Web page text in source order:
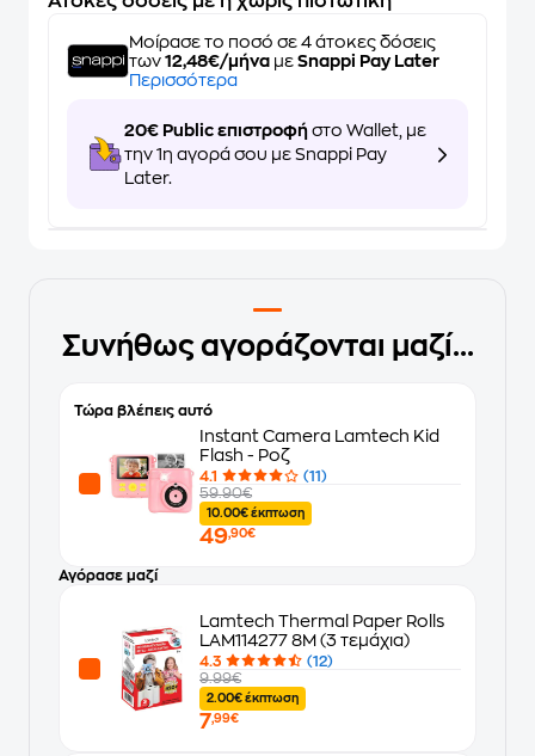
Μοίρασε το ποσό σε 4 άτοκες δόσεις
των 12,48€/μήνα με Snappi Pay Later
Περισσότερα
20€ Public επιστροφή στο Wallet, με
την 1η αγορά σου με Snappi Pay
Later.
Συνήθως αγοράζονται μαζί...
Τώρα βλέπεις αυτό
Instant Camera Lamtech Kid
Flash - Ροζ
4.1
(11)
59.90€
10.00€ έκπτωση
49,90€
Αγόρασε μαζί
Lamtech Thermal Paper Rolls
LAM114277 8M (3 τεμάχια)
4.3
(12)
9.99€
2.00€ έκπτωση
7,99€